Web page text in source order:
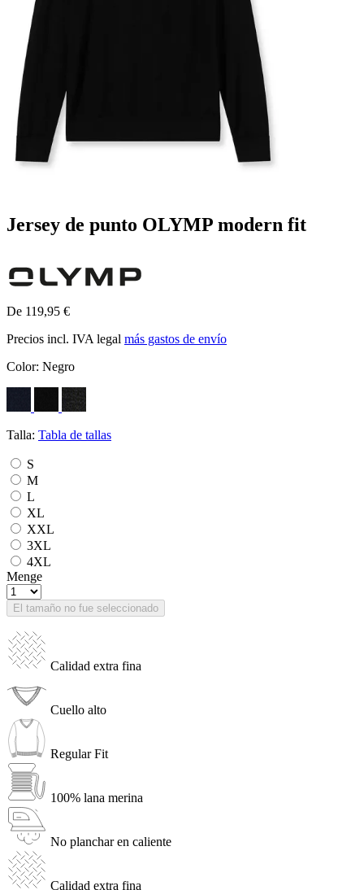
Jersey de punto OLYMP modern fit
De 119,95 €
Precios incl. IVA legal más gastos de envío
Color: Negro
Talla: Tabla de tallas
S
M
L
XL
XXL
3XL
4XL
Menge
El tamaño no fue seleccionado
Calidad extra fina
Cuello alto
Regular Fit
100% lana merina
No planchar en caliente
Calidad extra fina